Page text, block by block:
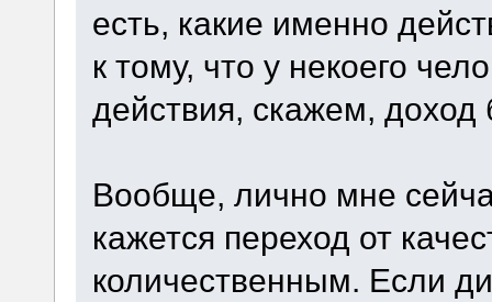
есть, какие именно
к тому, что у некоего
действия, скажем, доход
Вообще, лично мне
кажется переход от
количественным. Если